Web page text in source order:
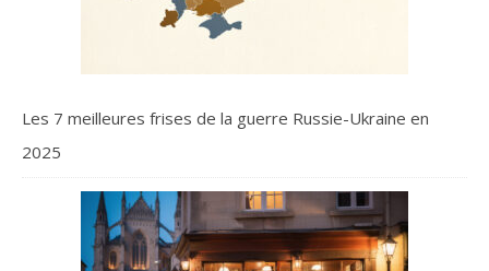
Les 7 meilleures frises de la guerre Russie-Ukraine en
2025